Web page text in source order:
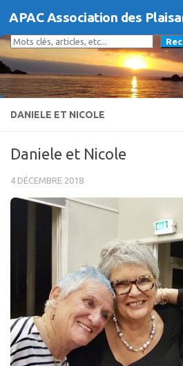
Skip to content
DANIELE ET NICOLE
Daniele et Nicole
4 DÉCEMBRE 2018